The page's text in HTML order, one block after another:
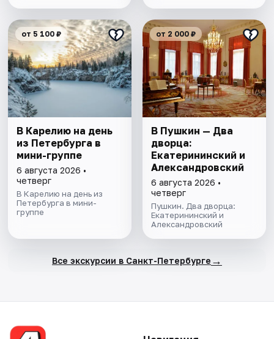
от 5 100 ₽
В Карелию на день
из Петербурга в
мини-группе
6 августа 2026 •
четверг
В Карелию на день из
Петербурга в мини-
группе
от 2 000 ₽
В Пушкин — Два
дворца:
Екатерининский и
Александровский
6 августа 2026 •
четверг
Пушкин. Два дворца:
Екатерининский и
Александровский
Все экскурсии в Санкт-Петербурге →